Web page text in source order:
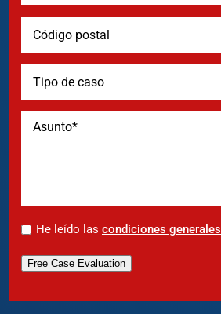
* He leído las condiciones generales
Free Case Evaluation